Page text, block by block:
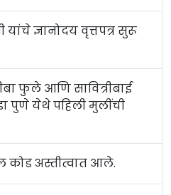
यांचे ज्ञानोदय वृत्तपत्र सुरू
फुले आणि सावित्रीबाई
पुणे येथे पहिली मुलींची
कोड अस्तीत्वात आले.